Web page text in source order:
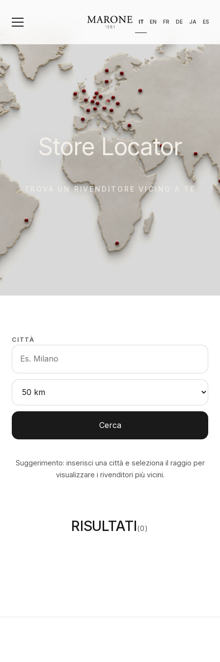
IT EN FR DE JA ES
Store Locator
TROVA UN RIVENDITORE VICINO A TE
CITTÀ
Cerca
Suggerimento: inserisci una città e seleziona il raggio per
visualizzare i rivenditori più vicini.
RISULTATI(0)